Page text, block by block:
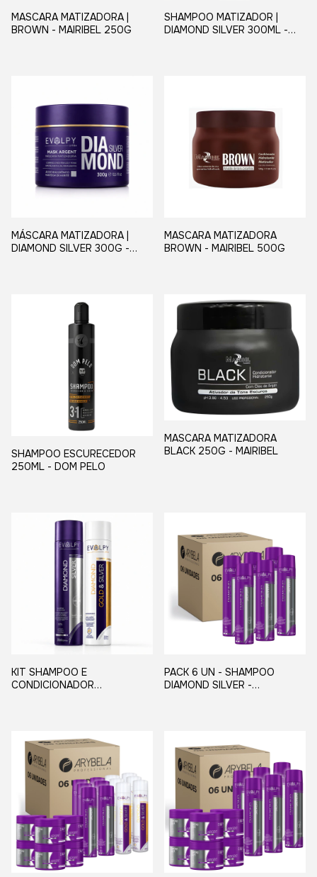
MASCARA MATIZADORA |
BROWN - MAIRIBEL 250G
SHAMPOO MATIZADOR |
DIAMOND SILVER 300ML -
MÁSCARA MATIZADORA |
DIAMOND SILVER 300G -
MASCARA MATIZADORA
BROWN - MAIRIBEL 500G
SHAMPOO ESCURECEDOR
250ML - DOM PELO
MASCARA MATIZADORA
BLACK 250G - MAIRIBEL
KIT SHAMPOO E
CONDICIONADOR
PACK 6 UN - SHAMPOO
DIAMOND SILVER -